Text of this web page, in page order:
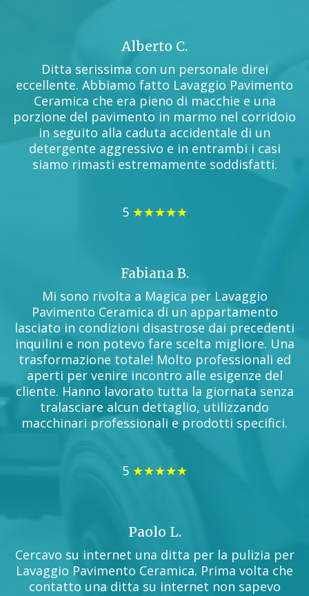
Alberto C.
Ditta serissima con un personale direi
eccellente. Abbiamo fatto Lavaggio Pavimento
Ceramica che era pieno di macchie e una
porzione del pavimento in marmo nel corridoio
in seguito alla caduta accidentale di un
detergente aggressivo e in entrambi i casi
siamo rimasti estremamente soddisfatti.
5 ★★★★★
Fabiana B.
Mi sono rivolta a Magica per Lavaggio
Pavimento Ceramica di un appartamento
lasciato in condizioni disastrose dai precedenti
inquilini e non potevo fare scelta migliore. Una
trasformazione totale! Molto professionali ed
aperti per venire incontro alle esigenze del
cliente. Hanno lavorato tutta la giornata senza
tralasciare alcun dettaglio, utilizzando
macchinari professionali e prodotti specifici.
5 ★★★★★
Paolo L.
Cercavo su internet una ditta per la pulizia per
Lavaggio Pavimento Ceramica. Prima volta che
contatto una ditta su internet non sapevo